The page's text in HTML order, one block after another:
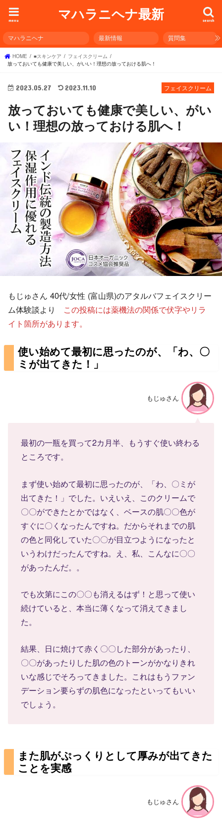
マハラニヘナ最新 search
menu
マハラニヘナ 最新情報 質問集
HOME ■スキンケア
フェイスクリーム
放っておいても健康で美しい、がいい！理想の放っておける肌へ！
フェイスクリーム
2023.05.27 2023.11.10
放っておいても健康で美しい、がい
い！理想の放っておける肌へ！
もじゅさん 40代/女性 (富山県)のアタルバフェイスクリー
ム体験談より この投稿には薬機法の関係で伏字やリラ
イト箇所があります。
使い始めて最初に思ったのが、「わ、〇
ミが出てきた！」
もじゅさん
最初の一瓶を買って2カ月半、もうすぐ使い終わる
ところです。
まず使い始めて最初に思ったのが、「わ、〇ミが
出てきた！」でした。いえいえ、このクリームで
〇〇ができたとかではなく、ベースの肌〇〇色が
すぐに〇くなったんですね。だからそれまでの肌
の色と同化していた〇〇が目立つようになったと
いうわけだったんですね。え、私、こんなに〇〇
があったんだ。。
でも次第にこの〇〇も消えるはず！と思って使い
続けていると、本当に薄くなって消えてきまし
た。
結果、日に焼けて赤く〇〇した部分があったり、
〇〇があったりした肌の色のトーンがかなりきれ
いな感じでそろってきました。これはもうファン
デーション要らずの肌色になったといってもいい
でしょう。
また肌がぷっくりとして厚みが出てきた
ことを実感
もじゅさん